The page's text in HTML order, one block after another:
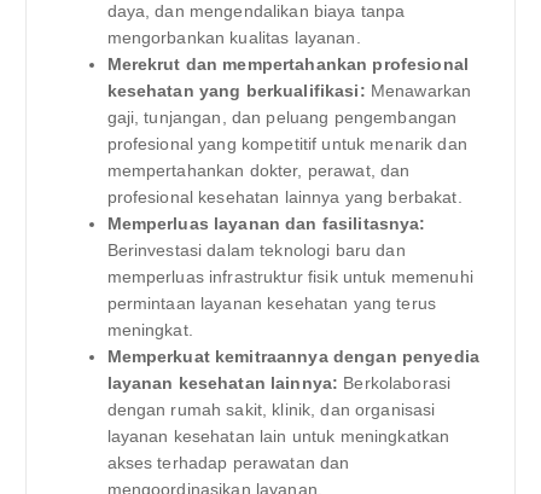
daya, dan mengendalikan biaya tanpa
mengorbankan kualitas layanan.
Merekrut dan mempertahankan profesional
kesehatan yang berkualifikasi: Menawarkan
gaji, tunjangan, dan peluang pengembangan
profesional yang kompetitif untuk menarik dan
mempertahankan dokter, perawat, dan
profesional kesehatan lainnya yang berbakat.
Memperluas layanan dan fasilitasnya:
Berinvestasi dalam teknologi baru dan
memperluas infrastruktur fisik untuk memenuhi
permintaan layanan kesehatan yang terus
meningkat.
Memperkuat kemitraannya dengan penyedia
layanan kesehatan lainnya: Berkolaborasi
dengan rumah sakit, klinik, dan organisasi
layanan kesehatan lain untuk meningkatkan
akses terhadap perawatan dan
mengoordinasikan layanan.